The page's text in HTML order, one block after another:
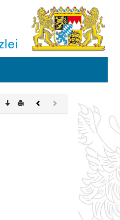
Download
DruckenVorherigesNächstes
Dokument
(inaktiv)